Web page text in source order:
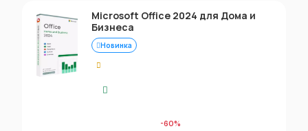
Microsoft Office 2024 для Дома и
Бизнеса
Новинка
-60%